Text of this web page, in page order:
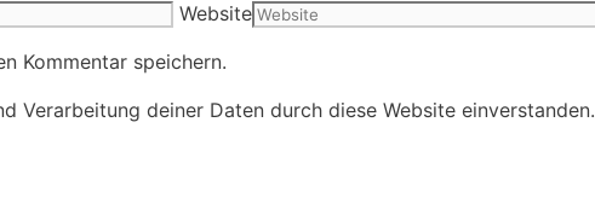
Website
Kommentar speichern.
Verarbeitung deiner Daten durch diese Website einverstanden.